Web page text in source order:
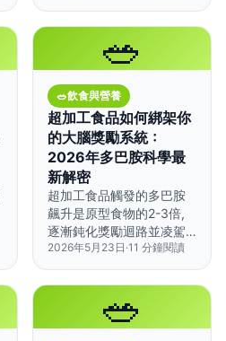
🥗
🥗飲食與營養
超加工食品如何綁架你
的大腦獎勵系統：
2026年多巴胺科學最
新解密
超加工食品觸發的多巴胺
飆升是原型食物的2-3倍，
逐漸鈍化獎勵迴路並凌駕
天然飽足訊號。
2026年5月23日 ·11 分鐘閱讀
🥗